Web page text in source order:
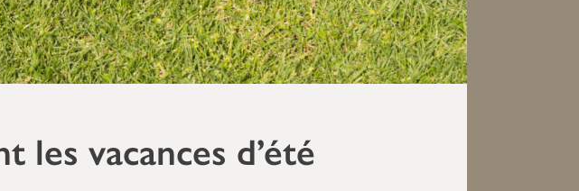
les vacances d’été